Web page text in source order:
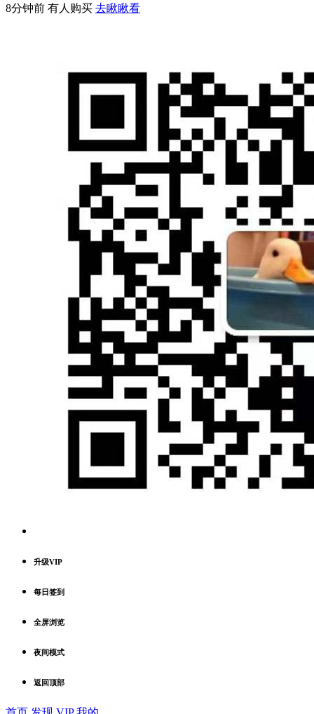
8分钟前 有人购买 去瞅瞅看
升级VIP
每日签到
全屏浏览
夜间模式
返回顶部